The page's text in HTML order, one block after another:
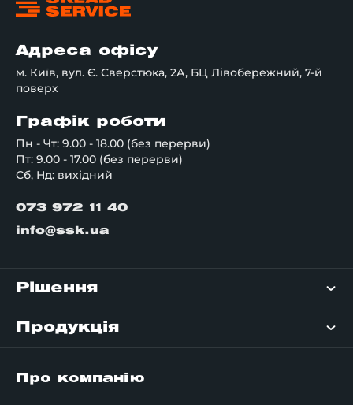
Адреса офісу
м. Київ, вул. Є. Сверстюка, 2А, БЦ Лівобережний, 7-й
поверх
Графік роботи
Пн - Чт: 9.00 - 18.00 (без перерви)
Пт: 9.00 - 17.00 (без перерви)
Сб, Нд: вихідний
073 972 11 40
info@ssk.ua
Рішення
Продукція
Про компанію